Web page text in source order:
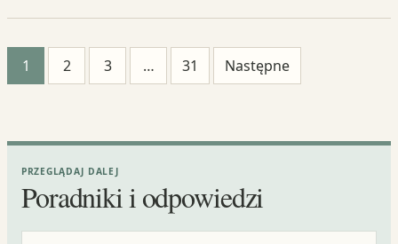
Stronicowanie
wpisów
1 2 3 … 31 Następne
PRZEGLĄDAJ DALEJ
Poradniki i odpowiedzi